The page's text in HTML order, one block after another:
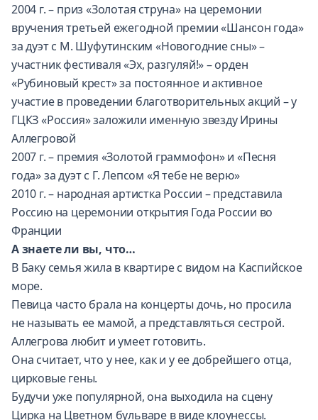
2004 г. – приз «Золотая струна» на церемонии
вручения третьей ежегодной премии «Шансон года»
за дуэт с М. Шуфутинским «Новогодние сны» –
участник фестиваля «Эх, разгуляй!» – орден
«Рубиновый крест» за постоянное и активное
участие в проведении благотворительных акций – у
ГЦКЗ «Россия» заложили именную звезду Ирины
Аллегровой
2007 г. – премия «Золотой граммофон» и «Песня
года» за дуэт с Г. Лепсом «Я тебе не верю»
2010 г. – народная артистка России – представила
Россию на церемонии открытия Года России во
Франции
А знаете ли вы, что…
В Баку семья жила в квартире с видом на Каспийское
море.
Певица часто брала на концерты дочь, но просила
не называть ее мамой, а представляться сестрой.
Аллегрова любит и умеет готовить.
Она считает, что у нее, как и у ее добрейшего отца,
цирковые гены.
Будучи уже популярной, она выходила на сцену
Цирка на Цветном бульваре в виде клоунессы.